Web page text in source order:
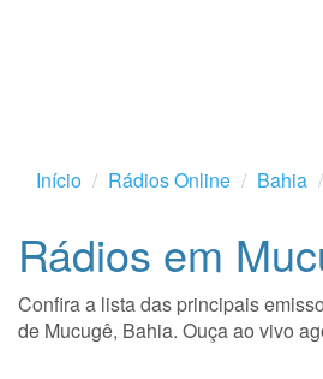
Início Rádios Online Bahia
Rádios em
Confira a lista das principais
de Mucugê, Bahia. Ouça ao vivo